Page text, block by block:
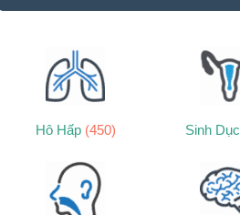
Hô Hấp (450) Sinh Dục